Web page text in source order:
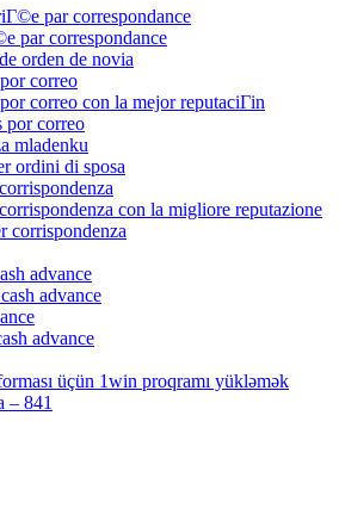
par correspondance
par correspondance
orden de novia
correo
correo con la mejor reputaciГіn
por correo
mladenku
ordini di sposa
con la migliore reputazione
corrispondenza
advance
advance
advance
üçün 1win proqramı yükləmək
– 841